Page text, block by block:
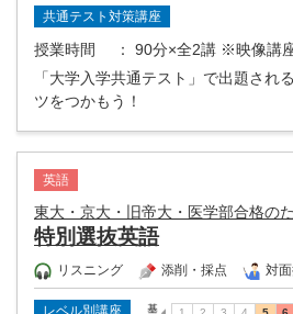
共通テスト対策講座
授業時間
： 90分×全2講 ※映像講
「大学入学共通テスト」で出題され
ツをつかもう！
英語
東大・京大・旧帝大・医学部合格の
特別選抜英語
リスニング 添削・採点 対
レベル別講座